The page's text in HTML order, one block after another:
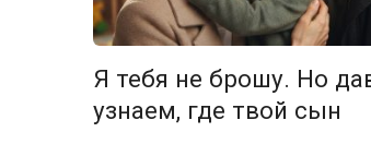
Я тебя не брошу. Но
узнаем, где твой сын